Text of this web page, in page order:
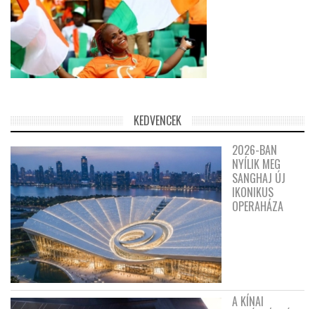
KEDVENCEK
2026-BAN
NYÍLIK MEG
SANGHAJ ÚJ
IKONIKUS
OPERAHÁZA
A KÍNAI